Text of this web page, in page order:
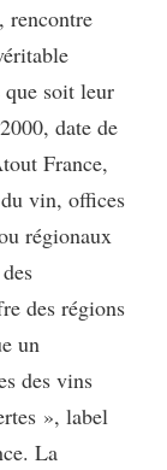
rencontre
que soit leur
date de
France,
vin, offices
régionaux
des régions
un
des vins
», label
La